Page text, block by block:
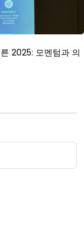
2025: 모멘텀과 의